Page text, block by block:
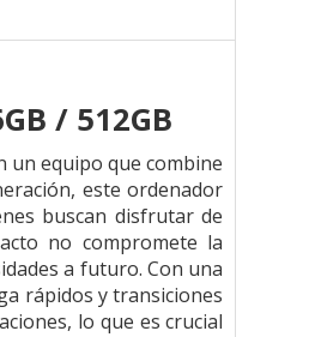
/ 512GB
un equipo que combine
este ordenador
buscan disfrutar de
no compromete la
a futuro. Con una
rápidos y transiciones
lo que es crucial